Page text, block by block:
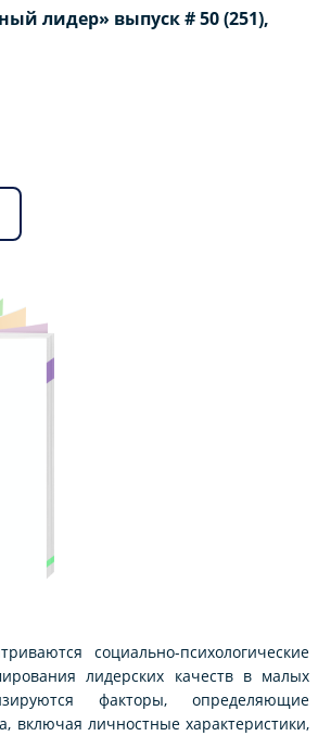
лидер» выпуск # 50 (251),
социально-психологические
лидерских качеств в малых
факторы, определяющие
включая личностные характеристики,